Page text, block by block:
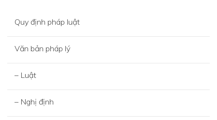
Quy định pháp luật
Văn bản pháp lý
– Luật
– Nghị định